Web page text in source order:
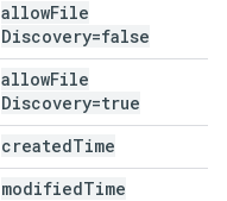
allowFile
Discovery=false
allowFile
Discovery=true
createdTime
modifiedTime